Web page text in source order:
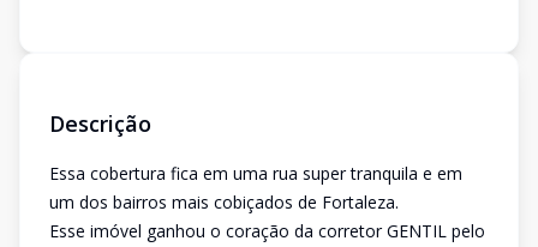
Descrição
Essa cobertura fica em uma rua super tranquila e em
um dos bairros mais cobiçados de Fortaleza.
Esse imóvel ganhou o coração da corretor GENTIL pelo